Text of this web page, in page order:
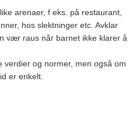
arenaer, f.eks. på restaurant,
hos slektninger etc. Avklar
vær raus når barnet ikke klarer å
verdier og normer, men også om
er enkelt.